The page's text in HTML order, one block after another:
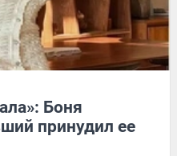
Боня
принудил ее